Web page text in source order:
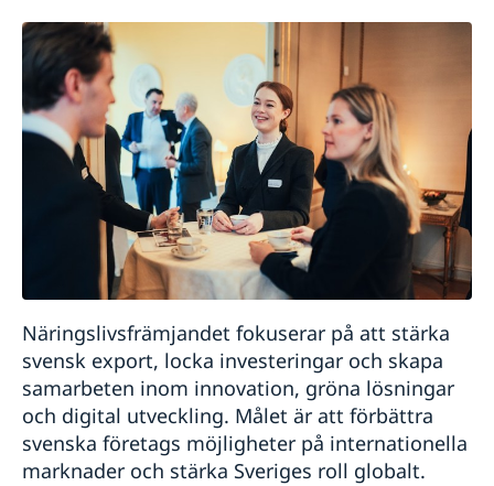
Näringslivsfrämjandet fokuserar på att stärka
svensk export, locka investeringar och skapa
samarbeten inom innovation, gröna lösningar
och digital utveckling. Målet är att förbättra
svenska företags möjligheter på internationella
marknader och stärka Sveriges roll globalt.